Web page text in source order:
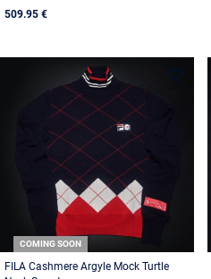
509.95 €
COMING SOON
FILA Cashmere Argyle Mock Turtle